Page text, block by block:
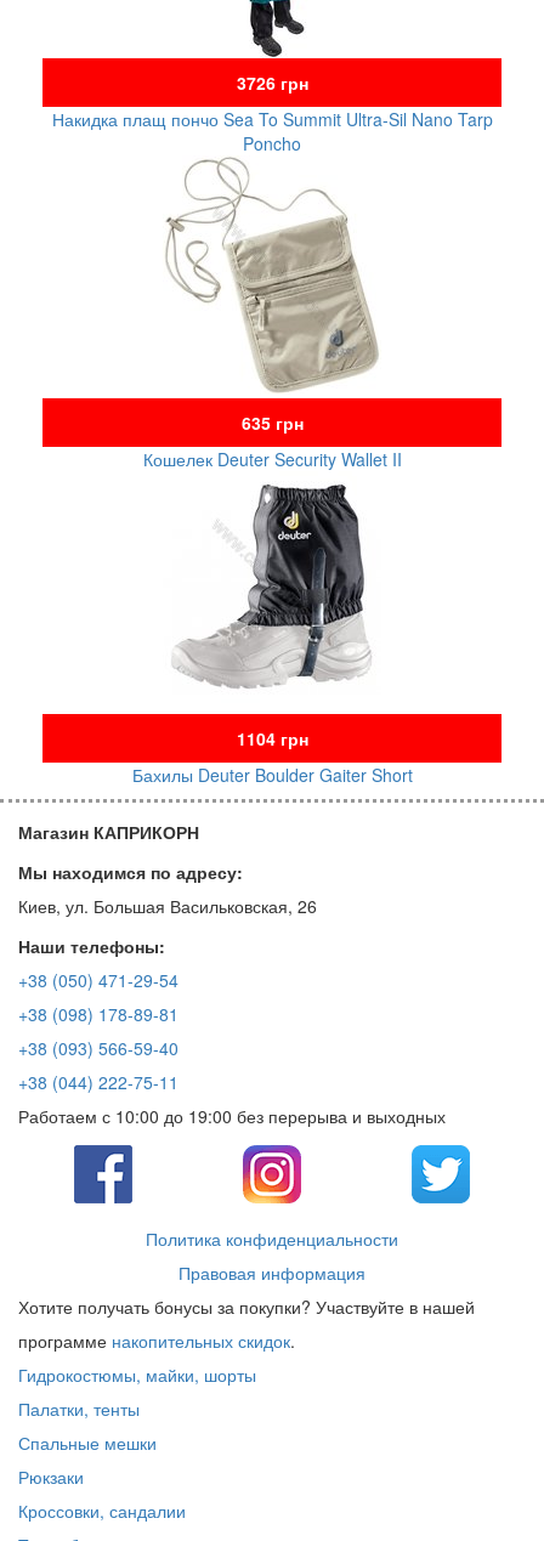
3726 грн
Накидка плащ пончо Sea To Summit Ultra-Sil Nano Tarp
Poncho
635 грн
Кошелек Deuter Security Wallet II
1104 грн
Бахилы Deuter Boulder Gaiter Short
Магазин КАПРИКОРН
Мы находимся по адресу:
Киев, ул. Большая Васильковская, 26
Наши телефоны:
+38 (050) 471-29-54
+38 (098) 178-89-81
+38 (093) 566-59-40
+38 (044) 222-75-11
Работаем с 10:00 до 19:00 без перерыва и выходных
Политика конфиденциальности
Правовая информация
Хотите получать бонусы за покупки? Участвуйте в нашей
программе накопительных скидок.
Гидрокостюмы, майки, шорты
Палатки, тенты
Спальные мешки
Рюкзаки
Кроссовки, сандалии